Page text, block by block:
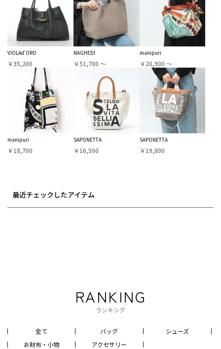
VIOLAd'ORO
￥35,200
NAGHEDI
￥51,700 〜
manipuri
￥20,900 〜
manipuri
￥18,700
SAPONETTA
￥16,500
SAPONETTA
￥19,800
最近チェックしたアイテム
RANKING
ランキング
全て バッグ
シューズ
お財布・小物
アクセサリー